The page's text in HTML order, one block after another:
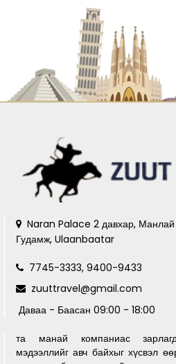
Naran Palace 2 давхар, Манлай
Гудамж, Ulaanbaatar
7745-3333, 9400-9433
zuuttravel@gmail.com
Даваа - Баасан 09:00 - 18:00
та манай компаниас
мэдээллийг авч байхыг хүсвэл